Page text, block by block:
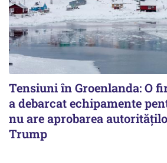
Tensiuni în Groenlanda: O
a debarcat echipamente
nu are aprobarea
Trump